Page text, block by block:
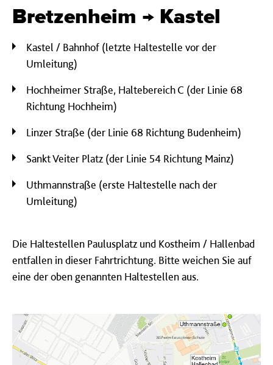
Bretzenheim → Kastel
Kastel / Bahnhof (letzte Haltestelle vor der
Umleitung)
Hochheimer Straße, Haltebereich C (der Linie 68
Richtung Hochheim)
Linzer Straße (der Linie 68 Richtung Budenheim)
Sankt Veiter Platz (der Linie 54 Richtung Mainz)
Uthmannstraße (erste Haltestelle nach der
Umleitung)
Die Haltestellen Paulusplatz und Kostheim / Hallenbad
entfallen in dieser Fahrtrichtung. Bitte weichen Sie auf
eine der oben genannten Haltestellen aus.